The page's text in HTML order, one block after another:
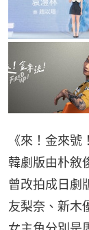
《來！金來
韓劇版由朴敘
曾改拍成日劇
友梨奈、新木